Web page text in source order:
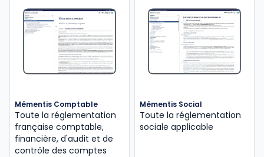
Mémentis Comptable
Toute la réglementation
française comptable,
financière, d'audit et de
contrôle des comptes
Mémentis Social
Toute la réglementation
sociale applicable